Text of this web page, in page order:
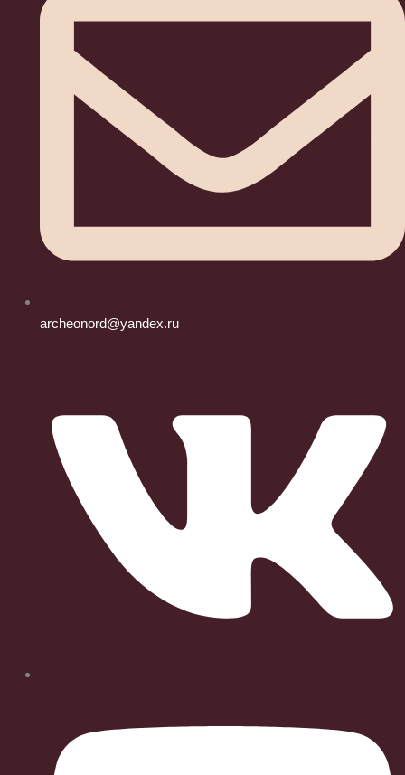
archeonord@yandex.ru